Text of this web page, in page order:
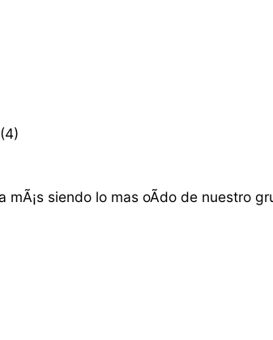
mÃ¡s siendo lo mas oÃ­do de nuestro